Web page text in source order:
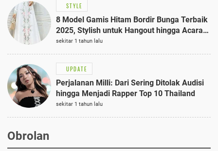
STYLE
8 Model Gamis Hitam Bordir Bunga Terbaik
2025, Stylish untuk Hangout hingga Acara
Semi-Formal
sekitar 1 tahun lalu
UPDATE
Perjalanan Milli: Dari Sering Ditolak Audisi
hingga Menjadi Rapper Top 10 Thailand
sekitar 1 tahun lalu
Obrolan